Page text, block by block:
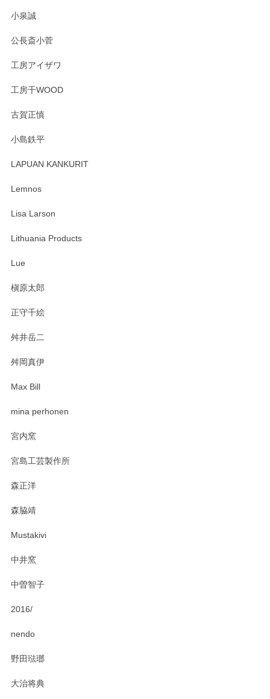
す。 素敵な湯呑みでとても気に入りました。 発送も早く、
たm(_)m
います。無事に届いたようで安心いたしまし
おかけしました。 ありがとうございます。
小泉誠
公長斎小菅
工房アイザワ
工房千WOOD
古賀正慎
小島鉄平
LAPUAN KANKURIT
Lemnos
Lisa Larson
Lithuania Products
Lue
槇原太郎
正守千絵
舛井岳二
舛岡真伊
Max Bill
mina perhonen
宮内窯
宮島工芸製作所
森正洋
森脇靖
Mustakivi
中井窯
中曽智子
2016/
nendo
野田琺瑯
大治将典